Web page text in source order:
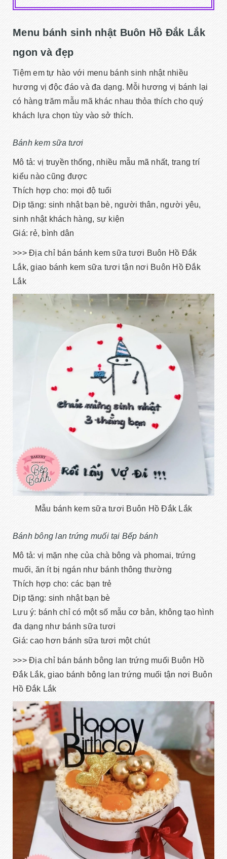
Menu bánh sinh nhật Buôn Hồ Đắk Lắk
ngon và đẹp
Tiệm em tự hào với menu bánh sinh nhật nhiều
hương vị độc đáo và đa dạng. Mỗi hương vị bánh lại
có hàng trăm mẫu mã khác nhau thỏa thích cho quý
khách lựa chọn tùy vào sở thích.
Bánh kem sữa tươi
Mô tả: vị truyền thống, nhiều mẫu mã nhất, trang trí
kiểu nào cũng được
Thích hợp cho: mọi độ tuổi
Dịp tặng: sinh nhật bạn bè, người thân, người yêu,
sinh nhật khách hàng, sự kiện
Giá: rẻ, bình dân
>>> Địa chỉ bán bánh kem sữa tươi Buôn Hồ Đắk
Lắk, giao bánh kem sữa tươi tận nơi Buôn Hồ Đắk
Lắk
Mẫu bánh kem sữa tươi Buôn Hồ Đắk Lắk
Bánh bông lan trứng muối tại Bếp bánh
Mô tả: vị mặn nhẹ của chà bông và phomai, trứng
muối, ăn ít bị ngán như bánh thông thường
Thích hợp cho: các bạn trẻ
Dịp tặng: sinh nhật bạn bè
Lưu ý: bánh chỉ có một số mẫu cơ bản, không tạo hình
đa dạng như bánh sữa tươi
Giá: cao hơn bánh sữa tươi một chút
>>> Địa chỉ bán bánh bông lan trứng muối Buôn Hồ
Đắk Lắk, giao bánh bông lan trứng muối tận nơi Buôn
Hồ Đắk Lắk